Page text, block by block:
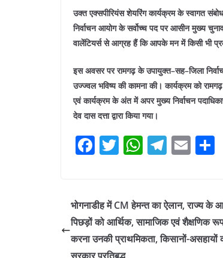
उक्त एक्सपीरियंस शेयरिंग कार्यक्रम के स्वागत
निर्वाचन आयोग के सर्वोच्च पद पर आसीन मुख्य
वालेंटियर्स से आग्रह हैं कि आपके मन में किसी भी
इस अवसर पर रामगढ़ के उपायुक्त–सह–जिला
उज्ज्वल भविष्य की कामना की। कार्यक्रम को
एवं कार्यक्रम के अंत में अपर मुख्य निर्वाचन
देव दास दत्ता द्वारा किया गया।
F
e
b
o
T
er
W
s
A
p
T
gr
a
m
E
l
भोगनाडीह में CM हेमन्त का ऐलान, राज्य के
पिछड़ों को आर्थिक, सामाजिक एवं शैक्षणिक
करना उनकी प्राथमिकता, किसानों-